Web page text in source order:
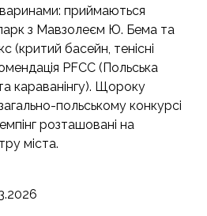
приймаються
з Мавзолеєм Ю. Бема та
(критий басейн, тенісні
PFCC (Польська
караванінгу). Щороку
польському конкурсі
розташовані на
міста.